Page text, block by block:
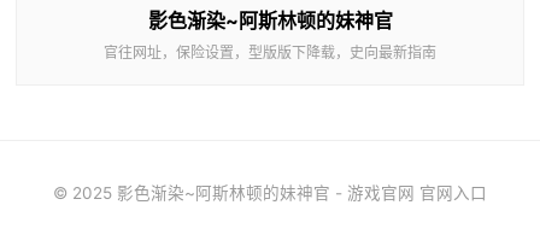
影色渐染~阿斯林顿的妹神官
官往网址，保险设置，型版版下降载，史向最新指南
© 2025 影色渐染~阿斯林顿的妹神官 - 游戏官网 官网入口